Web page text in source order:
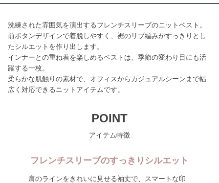
洗練された雰囲気を演出するフレンチスリーブのニットベスト。
前ボタンデザインで着脱しやすく、裾のリブ編みがすっきりとし
たシルエットを作り出します。
インナーとの重ね着を楽しめるベストは、季節の変わり目にも活
躍する一枚。
柔らかな肌触りの素材で、オフィスからカジュアルシーンまで幅
広く対応できるニットアイテムです。
POINT
アイテム特徴
フレンチスリーブのすっきりシルエット
肩のラインをきれいに見せる袖丈で、スマートな印